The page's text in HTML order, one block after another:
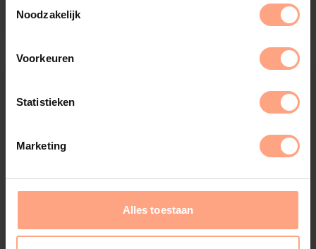
Noodzakelijk
Voorkeuren
Statistieken
Marketing
Alles toestaan
€7.488,- Configureer